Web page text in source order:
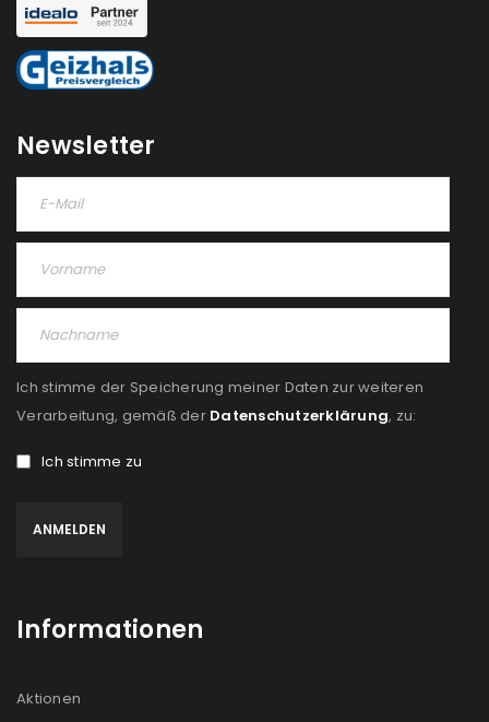
Newsletter
Ich stimme der Speicherung meiner Daten zur weiteren
Verarbeitung, gemäß der Datenschutzerklärung, zu:
Ich stimme zu
Informationen
Aktionen